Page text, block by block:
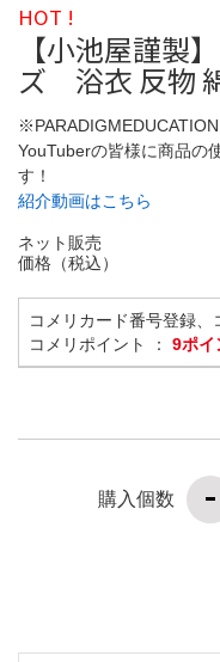
HOT !
【小池屋謹製
ズ 浴衣 反物
YouTuberの皆様に商品の
す！
紹介動画はこちら
ネット販売
価格（税込）
コメリカード番号登録
コメリポイント ： 9ポイ
購入個数